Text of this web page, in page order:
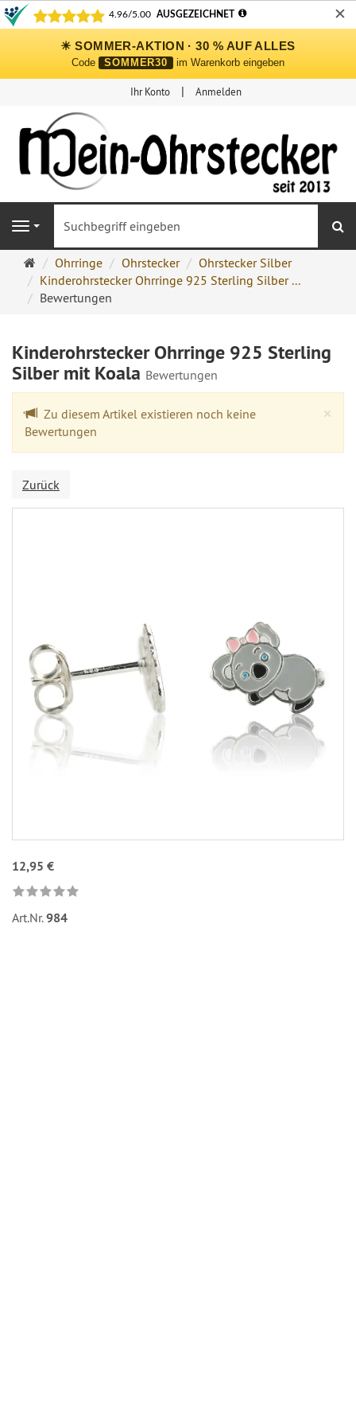
✕
☀ SOMMER-AKTION · 30 % AUF ALLES
Code SOMMER30 im Warenkorb eingeben
Ihr Konto Anmelden
Navigation
Ohrringe
Ohrstecker
Onlineshop
Ohrringe Ohrstecker
Ohrstecker Silber
Kinderohrstecker Ohrringe 925 Sterling Silber ...
Bewertungen
Kinderohrstecker Ohrringe 925 Sterling
Silber mit Koala Bewertungen
×
Zu diesem Artikel existieren noch keine
Bewertungen
Zurück
12,95 €
Art.Nr.984